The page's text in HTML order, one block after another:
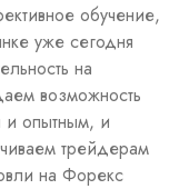
обучение,
уже сегодня
на
возможность
и опытным, и
трейдерам
на Форекс